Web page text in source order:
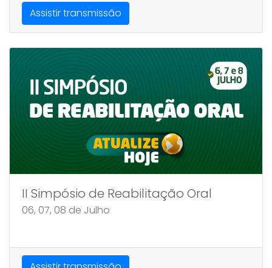
Assistir transmissão
II Simpósio de Reabilitação Oral
06, 07, 08 de Julho